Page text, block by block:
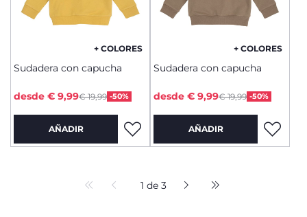
+ COLORES
Sudadera con capucha
Price reduced from
€ 19,99 -50%
to
desde € 9,99
AÑADIR
+ COLORES
Sudadera con capucha
Price reduced from
€ 19,99 -50%
to
desde € 9,99
AÑADIR
1 de 3